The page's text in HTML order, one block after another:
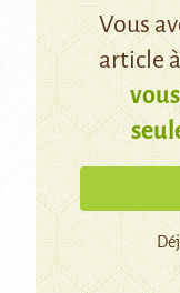
Vous
article